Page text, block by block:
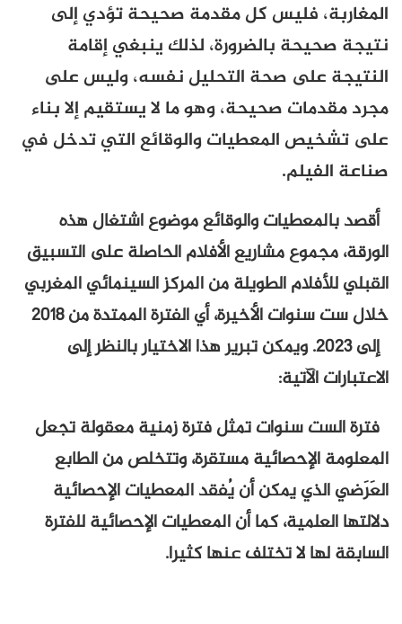
فليس كل مقدمة صحيحة تؤدي إلى
بالضرورة، لذلك ينبغي إقامة
صحة التحليل نفسه، وليس على
صحيحة، وهو ما لا يستقيم إلا بناء
المعطيات والوقائع التي تدخل في
والوقائع موضوع اشتغال هذه
مشاريع الأفلام الحاصلة على التسبيق
الطويلة من المركز السينمائي المغربي
خلال ست سنوات الأخيرة، أي الفترة الممتدة من 2018
إلى 2023. ويمكن تبرير هذا الاختيار بالنظر إلى
سنوات تمثل فترة زمنية معقولة تجعل
مستقرة، وتتخلص من الطابع
يمكن أن يُفقد المعطيات الإحصائية
كما أن المعطيات الإحصائية للفترة
لا تختلف عنها كثيرا.